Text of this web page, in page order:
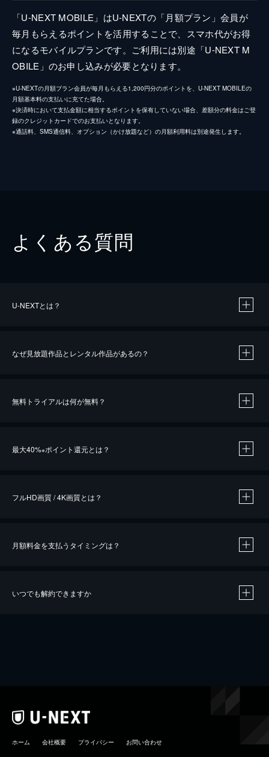
「U-NEXT MOBILE」はU-NEXTの「月額プラン」会員が
毎月もらえるポイントを活用することで、スマホ代がお得
になるモバイルプランです。ご利用には別途「U-NEXT M
OBILE」のお申し込みが必要となります。
※U-NEXTの月額プラン会員が毎月もらえる1,200円分のポイントを、U-NEXT MOBILEの
月額基本料の支払いに充てた場合。
※決済時において支払金額に相当するポイントを保有していない場合、差額分の料金はご登
録のクレジットカードでのお支払いとなります。
※通話料、SMS通信料、オプション（かけ放題など）の月額利用料は別途発生します。
よくある質問
U-NEXTとは？
なぜ見放題作品とレンタル作品があるの？
無料トライアルは何が無料？
最大40%※ポイント還元とは？
※40％ポイント還元の対象は、クレジットカード決済による作品の購入 / レンタルです。
フルHD画質 / 4K画質とは？
月額料金を支払うタイミングは？
いつでも解約できますか
ホーム 会社概要 プライバシー お問い合わせ